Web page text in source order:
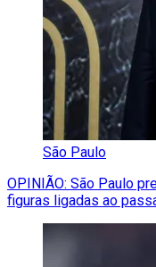
São Paulo
OPINIÃO: São Paulo
figuras ligadas ao